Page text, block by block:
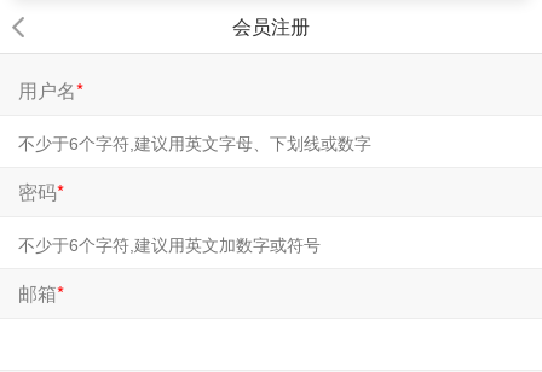
会员注册
用户名*
密码*
邮箱*